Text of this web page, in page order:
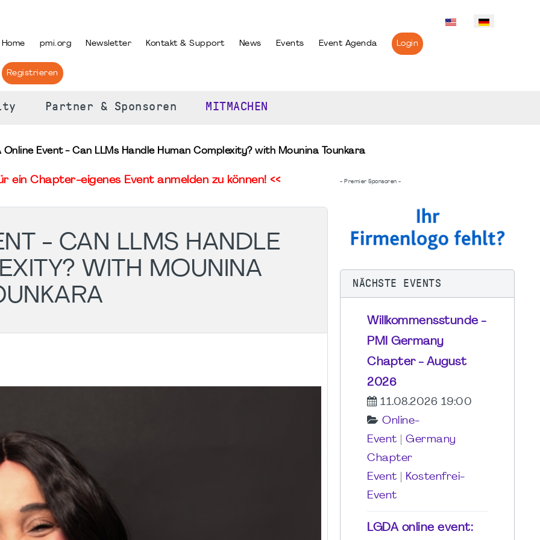
Home pmi.org Newsletter Kontakt & Support News Events Event Agenda Login
Registrieren
Partner & Sponsoren MITMACHEN
Online Event - Can LLMs Handle Human Complexity? with Mounina Tounkara
ein Chapter-eigenes Event anmelden zu können! <<
- CAN LLMS HANDLE
WITH MOUNINA
- Premier Sponsoren -
NÄCHSTE EVENTS
Willkommensstunde -
PMI Germany
Chapter - August
2026
11.08.2026 19:00
Online-
Event
Germany
Chapter
Event
Kostenfrei-
Event
LGDA online event: